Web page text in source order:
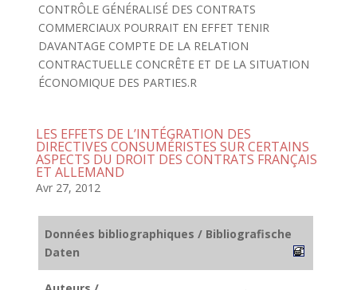
CONTRÔLE GÉNÉRALISÉ DES CONTRATS
COMMERCIAUX POURRAIT EN EFFET TENIR
DAVANTAGE COMPTE DE LA RELATION
CONTRACTUELLE CONCRÊTE ET DE LA SITUATION
ÉCONOMIQUE DES PARTIES.R
LES EFFETS DE L’INTÉGRATION DES
DIRECTIVES CONSUMÉRISTES SUR CERTAINS
ASPECTS DU DROIT DES CONTRATS FRANÇAIS
ET ALLEMAND
Avr 27, 2012
Données bibliographiques / Bibliografische
Daten